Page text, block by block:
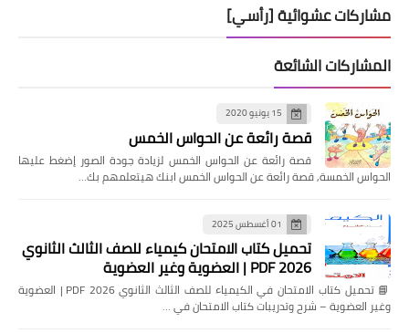
مشاركات عشوائية [رأسي]
المشاركات الشائعة
15 يونيو 2020
قصة رائعة عن الحواس الخمس
قصة رائعة عن الحواس الخمس لزيادة جودة الصور إضغط عليها
الحواس الخمسة, قصة رائعة عن الحواس الخمس ابنك هيتعلمهم بك…
01 أغسطس 2025
تحميل كتاب الامتحان كيمياء للصف الثالث الثانوي
2026 PDF | العضوية وغير العضوية
📘 تحميل كتاب الامتحان في الكيمياء للصف الثالث الثانوي 2026 PDF | العضوية
وغير العضوية – شرح وتدريبات كتاب الامتحان في …